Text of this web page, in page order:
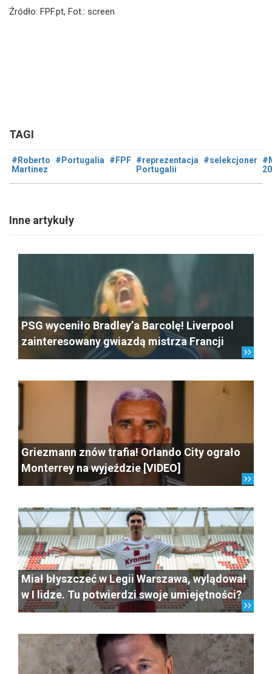
Źródło: FPF.pt, Fot.: screen
TAGI
#Roberto
Martinez
#Portugalia #FPF #reprezentacja
Portugalii
#selekcjoner
Inne artykuły
PSG wyceniło Bradley’a Barcolę! Liverpool
zainteresowany gwiazdą mistrza Francji
Griezmann znów trafia! Orlando City ograło
Monterrey na wyjeździe [VIDEO]
Miał błyszczeć w Legii Warszawa, wylądował
w I lidze. Tu potwierdzi swoje umiejętności?